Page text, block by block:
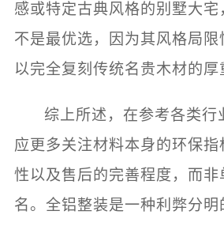
感或特定古典风格的别墅大
不是最优选，因为其风格局
以完全复刻传统名贵木材的厚
综上所述，在参考各类行
应更多关注材料本身的环保
性以及售后的完善程度，而
名。全铝整装是一种利弊分